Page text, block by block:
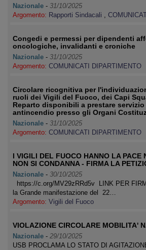
Nazionale - 31/10/2025
Argomento: Rapporti Sindacali ,
Congedi e permessi per dipendenti
oncologiche, invalidanti e croniche
Nazionale - 31/10/2025
Argomento: COMUNICATI DIPARTIMENTO
Circolare ricognitiva per
ruoli dei Vigili del Fuoco, dei Capi
Reparto disponibili a prestare servizio
antincendio presso gli Organi
Nazionale - 31/10/2025
Argomento: COMUNICATI DIPARTIMENTO
I VIGILI DEL FUOCO HANNO LA PACE
NON SI CONDANNA - FIRMA LA
Nazionale - 30/10/2025
https://c.org/MV29zRRd5v LINK PER
la Grande manifestazione del 22…
Argomento: Vigili del Fuoco
VIOLAZIONE CIRCOLARE MOBILITA'
Nazionale - 29/10/2025
USB PROCLAMA LO STATO DI